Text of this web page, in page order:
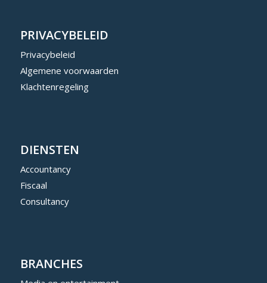
PRIVACYBELEID
Privacybeleid
Algemene voorwaarden
Klachtenregeling
DIENSTEN
Accountancy
Fiscaal
Consultancy
BRANCHES